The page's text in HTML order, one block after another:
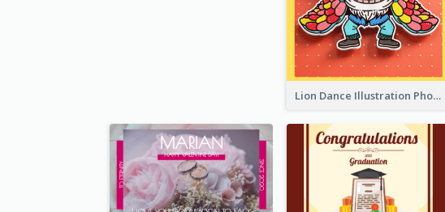
Lion Dance Illustration Photo Greeting Card